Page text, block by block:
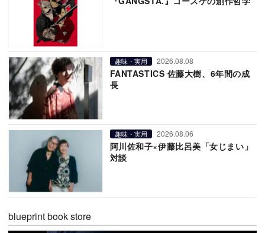
趣味・実用 2026.08.08
FANTASTICS 佐藤大樹、6年間の成
長
趣味・実用 2026.08.06
阿川佐和子×伊藤比呂美「女じまい」
対談
blueprint book store